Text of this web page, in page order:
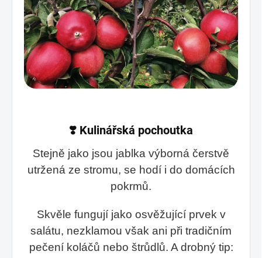
❣️ Kulinářská pochoutka
Stejně jako jsou jablka výborná čerstvě
utržená ze stromu, se hodí i do domácích
pokrmů.
Skvěle fungují jako osvěžující prvek v
salátu, nezklamou však ani při tradičním
pečení koláčů nebo štrůdlů. A drobný tip: